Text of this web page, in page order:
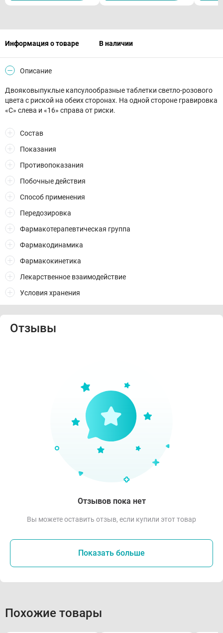
Информация о товаре В наличии
Описание
Двояковыпуклые капсулообразные таблетки светло-розового
цвета с риской на обеих сторонах. На одной стороне гравировка
«С» слева и «16» справа от риски.
Состав
Показания
Противопоказания
Побочные действия
Способ применения
Передозировка
Фармакотерапевтическая группа
Фармакодинамика
Фармакокинетика
Лекарственное взаимодействие
Условия хранения
Отзывы
Отзывов пока нет
Вы можете оставить отзыв, если купили этот товар
Показать больше
Похожие товары